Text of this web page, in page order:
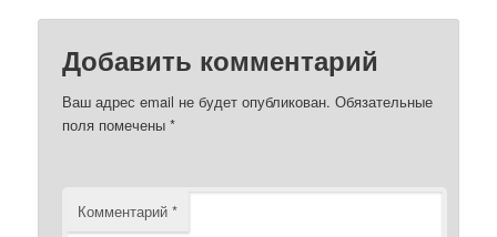
Добавить комментарий
Ваш адрес email не будет опубликован. Обязательные
поля помечены*
Комментарий*